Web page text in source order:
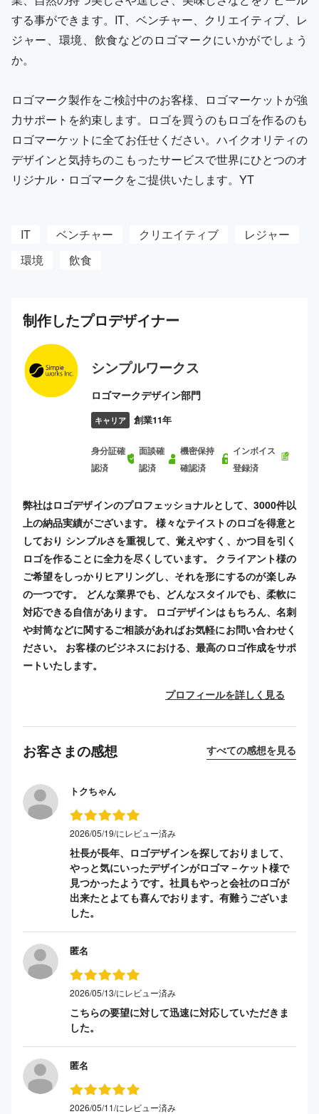
する事ができます。IT、ベンチャー、クリエイティブ、レ
ジャー、環境、飲食などのロゴマークにいかがでしょう
か。
ロゴマーク製作をご検討中のお客様、ロゴマーケットが強
力サポートを約束します。ロゴを買うのもロゴを作るのも
ロゴマーケットに全てお任せください。ハイクオリティの
デザインと気持ちのこもったサービスで世界にひとつのオ
リジナル・ロゴマークをご提供いたします。YT
IT ベンチャー クリエイティブ
レジャー
環境
飲食
制作したプロデザイナー
シンプルワークス
ロゴマークデザイン部門
キャリア 創業11年
身分証確
認済
面談確
認済
機密保持
確認済
インボイス
登録済
弊社はロゴデザインのプロフェッショナルとして、3000件以
上の納品実績がございます。 様々なテイストのロゴを得意と
しており シンプルさを重視して、覚えやすく、かつ目を引く
ロゴを作ることに全力を尽くしています。 クライアント様の
ご希望をしっかりヒアリングし、それを形にするのが楽しみ
の一つです。 どんな業界でも、どんなスタイルでも、柔軟に
対応できる自信があります。 ロゴデザインはもちろん、名刺
や封筒などに関するご相談があればお気軽にお問い合わせく
ださい。 お客様のビジネスにおける、最高のロゴ作成をサポ
ートいたします。
プロフィールを詳しく見る
お客さまの感想 すべての感想を見る
トクちゃん
2026/05/19/にレビュー済み
社長が長年、ロゴデザインを探しておりまして、
やっと気にいったデザインがロゴマ－ケット様で
見つかったようです。社員もやっと会社のロゴが
出来たとよても喜んでおります。有難うございま
した。
匿名
2026/05/13/にレビュー済み
こちらの要望に対して迅速に対応していただきま
した。
匿名
2026/05/11/にレビュー済み